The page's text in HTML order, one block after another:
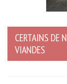
CERTAINS DE
VIANDES